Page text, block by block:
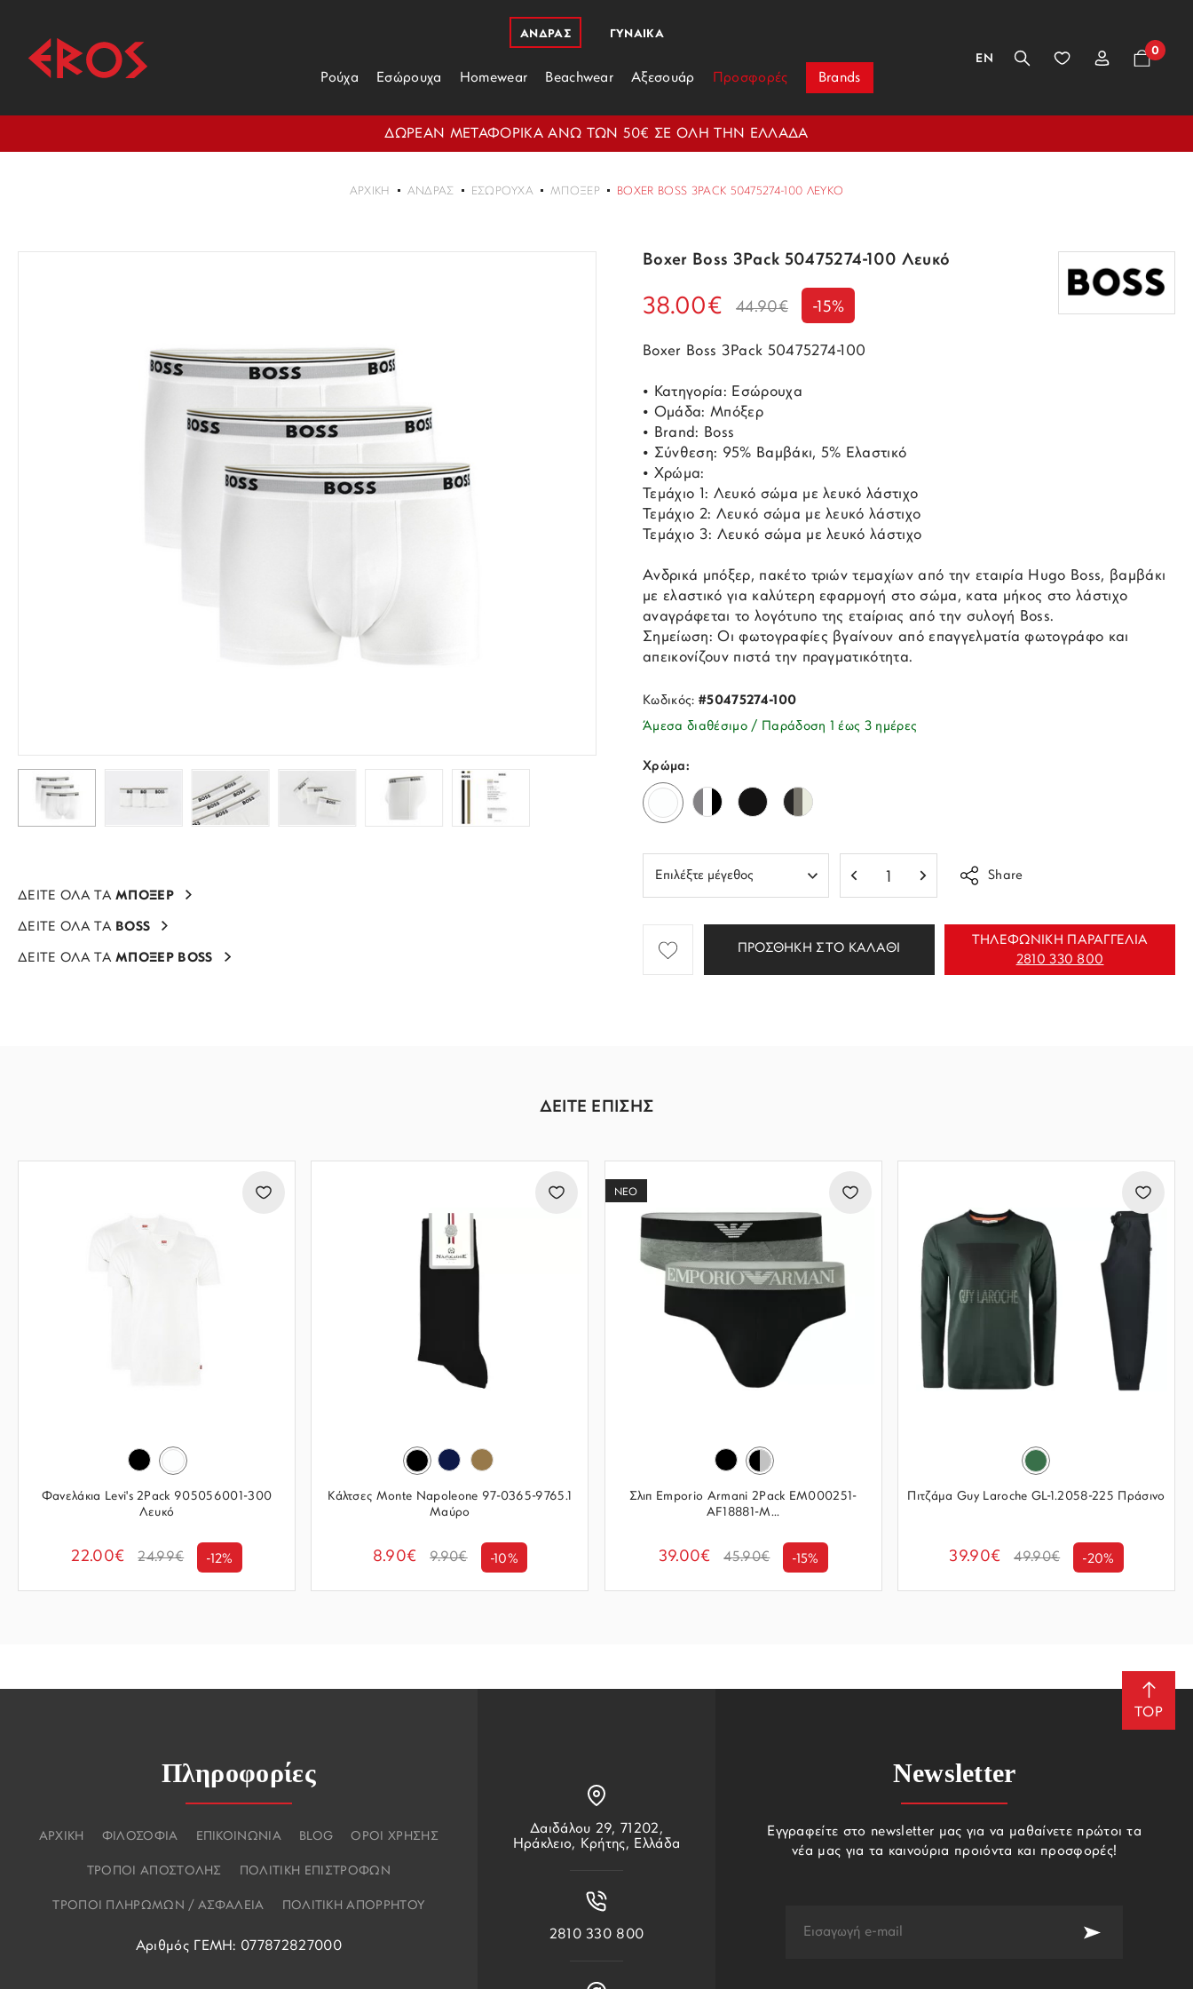
ΑΝΔΡΑΣ
Ρούχα Εσώρουχα Homewear Beachwear Αξεσουάρ Προσφορές Brands
ΓΥΝΑΙΚΑ
EN
0
ΔΩΡΕΑΝ ΜΕΤΑΦΟΡΙΚΑ ΑΝΩ ΤΩΝ 50€ ΣΕ ΟΛΗ ΤΗΝ ΕΛΛΑΔΑ
ΑΡΧΙΚΉ ΑΝΔΡΑΣ ΕΣΏΡΟΥΧΑ ΜΠΌΞΕΡ BOXER BOSS 3PACK 50475274-100 ΛΕΥΚΌ
ΔΕΙΤΕ ΟΛΑ ΤΑΜΠΟΞΕΡ
ΔΕΙΤΕ ΟΛΑ ΤΑ BOSS
ΔΕΙΤΕ ΟΛΑ ΤΑΜΠΟΞΕΡ BOSS
Boxer Boss 3Pack 50475274-100 Λευκό
38.00€ 44.90€ -15%
Boxer Boss 3Pack 50475274-100
• Κατηγορία: Εσώρουχα
• Ομάδα: Μπόξερ
• Brand: Boss
• Σύνθεση: 95% Βαμβάκι, 5% Ελαστικό
• Χρώμα:
Τεμάχιο 1: Λευκό σώμα με λευκό λάστιχο
Τεμάχιο 2: Λευκό σώμα με λευκό λάστιχο
Τεμάχιο 3: Λευκό σώμα με λευκό λάστιχο
Ανδρικά μπόξερ, πακέτο τριών τεμαχίων από την εταιρία Hugo Boss, βαμβάκι
με ελαστικό για καλύτερη εφαρμογή στο σώμα, κατα μήκος στο λάστιχο
αναγράφεται το λογότυπο της εταίριας από την συλογή Boss.
Σημείωση: Οι φωτογραφίες βγαίνουν από επαγγελματία φωτογράφο και
απεικονίζουν πιστά την πραγματικότητα.
Κωδικός:#50475274-100
Άμεσα διαθέσιμο / Παράδοση 1 έως 3 ημέρες
Χρώμα:
Share
ΠΡΟΣΘΗΚΗ ΣΤΟ ΚΑΛΑΘΙ
ΤΗΛΕΦΩΝΙΚΗ ΠΑΡΑΓΓΕΛΙΑ
2810 330 800
ΔΕΙΤΕ ΕΠΙΣΗΣ
Φανελάκια Levi's 2Pack 905056001-300
Λευκό
22.00€ 24.99€ -12%
Κάλτσες Monte Napoleone 97-0365-9765.1
Μαύρο
8.90€ 9.90€ -10%
ΝΕΟ
Σλιπ Emporio Armani 2Pack EM000251-
AF18881-M...
39.00€ 45.90€ -15%
Πιτζάμα Guy Laroche GL-1.2058-225 Πράσινο
39.90€ 49.90€ -20%
TOP
Πληροφορίες
ΑΡΧΙΚΗ ΦΙΛΟΣΟΦΙΑ ΕΠΙΚΟΙΝΩΝΙΑ BLOG ΟΡΟΙ ΧΡΗΣΗΣ
ΤΡΟΠΟΙ ΑΠΟΣΤΟΛΗΣ ΠΟΛΙΤΙΚΗ ΕΠΙΣΤΡΟΦΩΝ
ΤΡΟΠΟΙ ΠΛΗΡΩΜΩΝ / ΑΣΦΑΛΕΙΑ ΠΟΛΙΤΙΚΗ ΑΠΟΡΡΗΤΟΥ
Αριθμός ΓΕΜΗ: 077872827000
Δαιδάλου 29, 71202,
Ηράκλειο, Κρήτης, Ελλάδα
2810 330 800
Newsletter
Εγγραφείτε στο newsletter μας για να μαθαίνετε πρώτοι τα
νέα μας για τα καινούρια προιόντα και προσφορές!